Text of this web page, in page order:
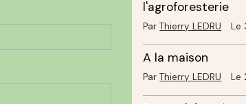
l'agroforesterie
ParThierry LEDRU Le
A la maison
ParThierry LEDRU Le